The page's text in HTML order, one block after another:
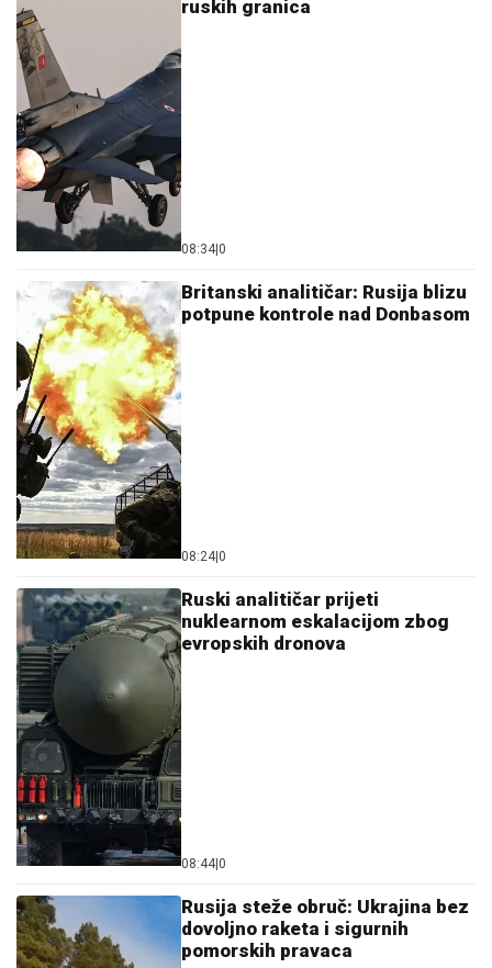
ruskih granica
08:34|0
Britanski analitičar: Rusija blizu
potpune kontrole nad Donbasom
08:24|0
Ruski analitičar prijeti
nuklearnom eskalacijom zbog
evropskih dronova
08:44|0
Rusija steže obruč: Ukrajina bez
dovoljno raketa i sigurnih
pomorskih pravaca